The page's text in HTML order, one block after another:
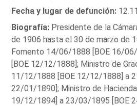
Fecha y lugar de defunción:
Biografía: Presidente de la
de 1906 hasta el 30 de marzo de
Fomento 14/06/1888 [BOE 16/
[BOE 12/12/1888]; Ministro de
11/12/1888 [BOE 12/12/1888] a
22/01/1890]; Ministro de
19/12/1894] a 23/03/1895 [BOE